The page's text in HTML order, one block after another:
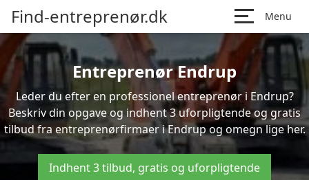
Find-entreprenør.dk Menu
Entreprenør Endrup
Leder du efter en professionel entreprenør i Endrup?
Beskriv din opgave og indhent 3 uforpligtende og gratis
tilbud fra entreprenørfirmaer i Endrup og omegn lige her.
Indhent 3 tilbud, gratis og uforpligtende